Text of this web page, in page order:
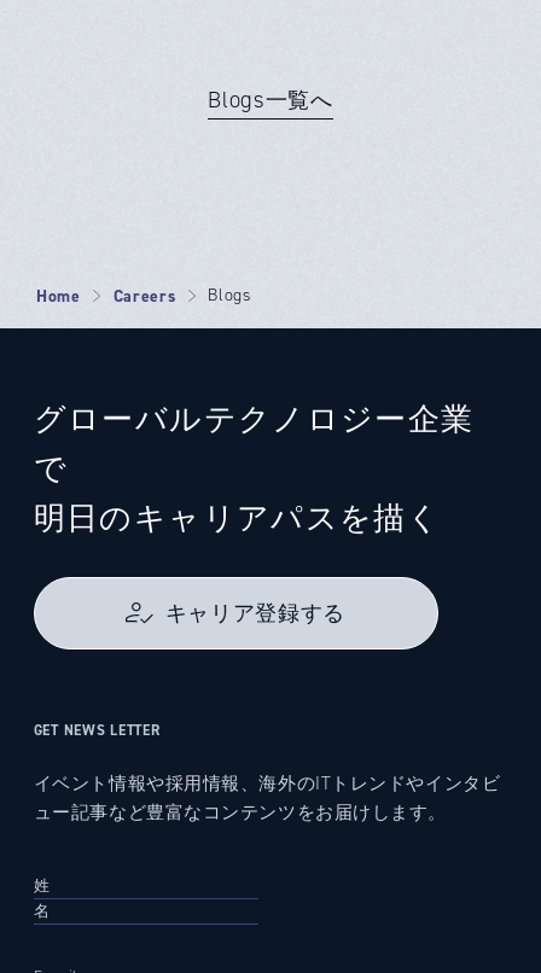
Blogs一覧へ
Home Careers Blogs
グローバルテクノロジー企業
で
明日のキャリアパスを描く
キャリア登録する
GET NEWS LETTER
イベント情報や採用情報、海外のITトレンドやインタビ
ュー記事など豊富なコンテンツをお届けします。